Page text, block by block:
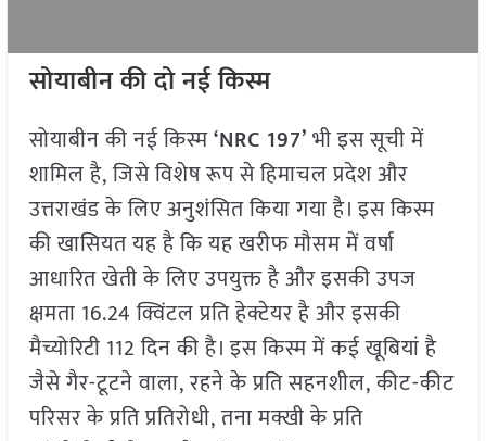
सोयाबीन की दो नई किस्म
सोयाबीन की नई किस्म‘NRC 197’भी इस सूची में
शामिल है, जिसे विशेष रूप से हिमाचल प्रदेश और
उत्तराखंड के लिए अनुशंसित किया गया है। इस किस्म
की खासियत यह है कि यह खरीफ मौसम में वर्षा
आधारित खेती के लिए उपयुक्त है और इसकी उपज
क्षमता 16.24 क्विंटल प्रति हेक्टेयर है और इसकी
मैच्योरिटी 112 दिन की है। इस किस्म में कई खूबियां है
जैसे गैर-टूटने वाला, रहने के प्रति सहनशील, कीट-कीट
परिसर के प्रति प्रतिरोधी, तना मक्खी के प्रति